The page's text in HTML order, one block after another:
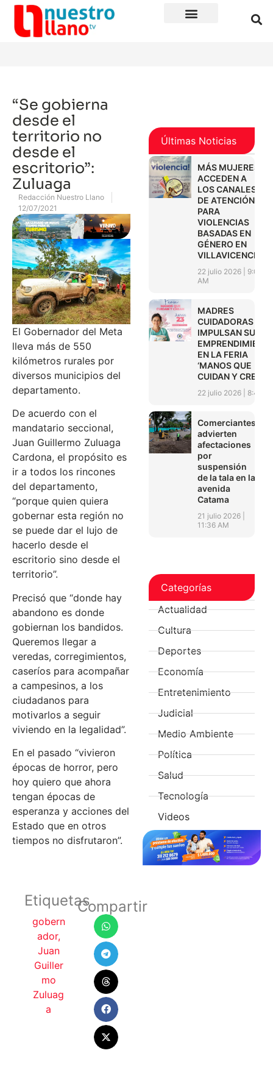
“Se gobierna
desde el
territorio no
desde el
escritorio”:
Zuluaga
Redacción Nuestro Llano
12/07/2021
El Gobernador del Meta
lleva más de 550
kilómetros rurales por
diversos municipios del
departamento.
De acuerdo con el
mandatario seccional,
Juan Guillermo Zuluaga
Cardona, el propósito es
ir a todos los rincones
del departamento,
“porque quien quiera
gobernar esta región no
se puede dar el lujo de
hacerlo desde el
escritorio sino desde el
territorio”.
Precisó que “donde hay
abandono es donde
gobiernan los bandidos.
Queremos llegar a
veredas, corregimientos,
caseríos para acompañar
a campesinos, a los
ciudadanos para
motivarlos a seguir
viviendo en la legalidad”.
En el pasado “vivieron
épocas de horror, pero
hoy quiero que ahora
tengan épocas de
esperanza y acciones del
Estado que en otros
tiempos no disfrutaron”.
Etiquetas
gobern
ador,
Juan
Guiller
mo
Zuluag
a
Compartir
Últimas Noticias
MÁS MUJERES
ACCEDEN A
LOS CANALES
DE ATENCIÓN
PARA
VIOLENCIAS
BASADAS EN
GÉNERO EN
VILLAVICENCIO
22 julio 2026
9:01
AM
MADRES
CUIDADORAS
IMPULSAN SUS
EN LA FERIA
‘MANOS QUE
CUIDAN Y CREAN’
22 julio 2026 8:45
Comerciantes
advierten
afectaciones
por
suspensión
de la tala en la
avenida
Catama
21 julio 2026
11:36 AM
Categorías
Actualidad
Cultura
Deportes
Economía
Entretenimiento
Judicial
Medio Ambiente
Política
Salud
Tecnología
Videos